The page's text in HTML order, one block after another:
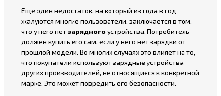
Еще один недостаток, на который из года в год
жалуются многие пользователи, заключается в том,
что у него нетзарядногоустройства. Потребитель
должен купить его сам, если у него нет зарядки от
прошлой модели. Во многих случаях это влияет на то,
что покупатели используют зарядные устройства
других производителей, не относящиеся к конкретной
марке. Это может повредить его безопасности.